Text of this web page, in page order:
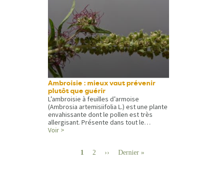
Ambroisie : mieux vaut prévenir
plutôt que guérir
L’ambroisie à feuilles d’armoise
(Ambrosia artemisiifolia L.) est une plante
envahissante dont le pollen est très
allergisant. Présente dans tout le…
Voir >
Page
1 Page
2
Page
››
Dernière
Dernier »